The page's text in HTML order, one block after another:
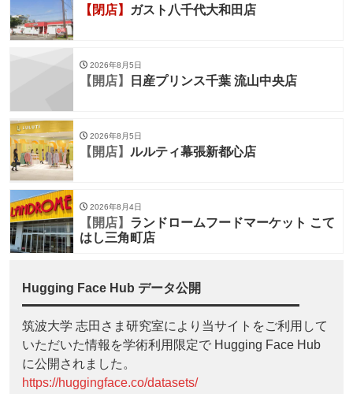
【閉店】 ガスト八千代大和田店
2026年8月5日
【開店】 日産プリンス千葉 流山中央店
2026年8月5日
【開店】 ルルティ幕張新都心店
2026年8月4日
【開店】 ランドロームフードマーケット こて
はし三角町店
Hugging Face Hub データ公開
筑波大学 志田さま研究室により当サイトをご利用して
いただいた情報を学術利用限定で Hugging Face Hub
に公開されました。
https://huggingface.co/datasets/